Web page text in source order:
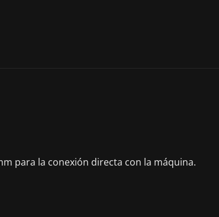
para la conexión directa con la máquina.